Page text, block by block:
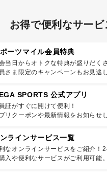
お得で便利なサービ
ーツマイル会員特典
当日からオトクな特典が盛りだく
さま限定のキャンペーンもお見逃
SPORTS 公式アプリ
証がすぐに開けて便利！
リクーポンや最新情報をお知らせ
ラインサービス一覧
なオンラインサービスをご紹介！
入や便利なサービスがご利用可能。